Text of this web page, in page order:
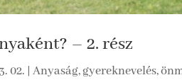
– 2. rész
02. |Anyaság, gyereknevelés,